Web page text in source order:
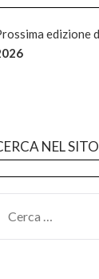
edizione
NEL SITO